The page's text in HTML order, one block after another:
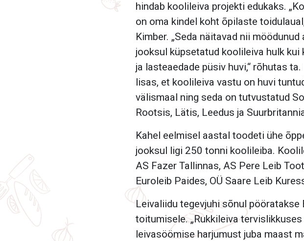
hindab koolileiva projekti edukaks.
on oma kindel koht õpilaste
Kimber. „Seda näitavad nii möödunud
jooksul küpsetatud koolileiva hulk kui
ja lasteaedade püsiv huvi,“ rõhutas
lisas, et koolileiva vastu on huvi
välismaal ning seda on tutvustatud
Rootsis, Lätis, Leedus ja
Kahel eelmisel aastal toodeti ühe
jooksul ligi 250 tonni koolileiba.
AS Fazer Tallinnas, AS Pere Leib
Euroleib Paides, OÜ Saare Leib
Leivaliidu tegevjuhi sõnul
toitumisele. „Rukkileiva
leivasöömise harjumust juba maast